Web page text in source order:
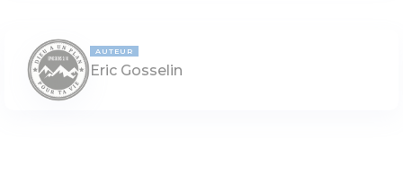
AUTEUR
Eric Gosselin